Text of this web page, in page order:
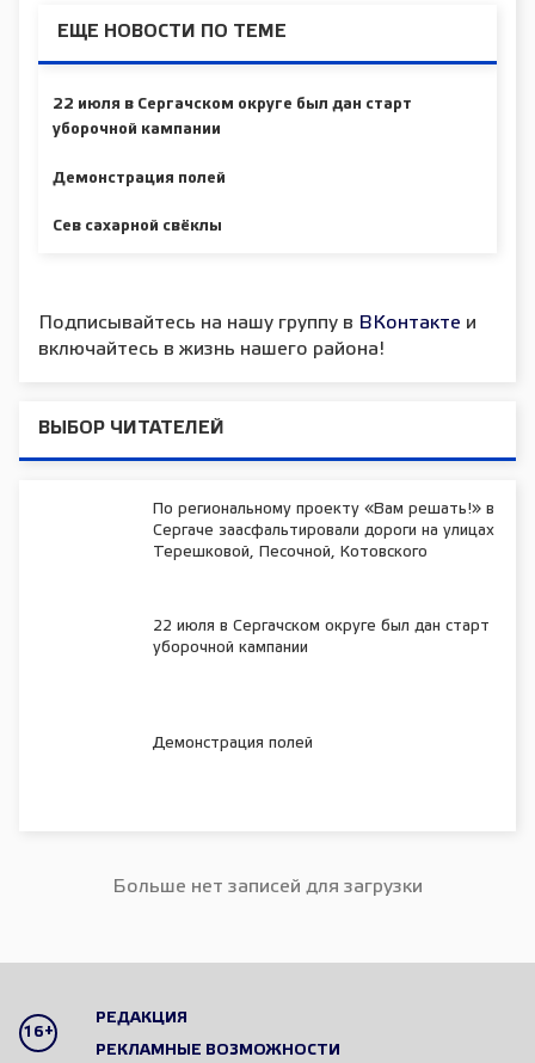
ЕЩЕ НОВОСТИ ПО ТЕМЕ
22 июля в Сергачском округе был дан старт
уборочной кампании
Демонстрация полей
Сев сахарной свёклы
Подписывайтесь на нашу группу в ВКонтакте и
включайтесь в жизнь нашего района!
ВЫБОР ЧИТАТЕЛЕЙ
По региональному проекту «Вам решать!» в
Сергаче заасфальтировали дороги на улицах
Терешковой, Песочной, Котовского
22 июля в Сергачском округе был дан старт
уборочной кампании
Демонстрация полей
Больше нет записей для загрузки
16+
РЕДАКЦИЯ
РЕКЛАМНЫЕ ВОЗМОЖНОСТИ